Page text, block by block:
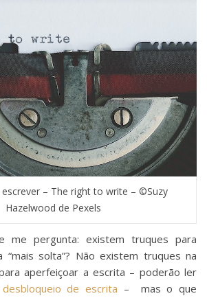
– The right to write – ©Suzy
Hazelwood de Pexels
me pergunta: existem truques para
solta”? Não existem truques na
aperfeiçoar a escrita – poderão ler
desbloqueio de escrita – mas o que